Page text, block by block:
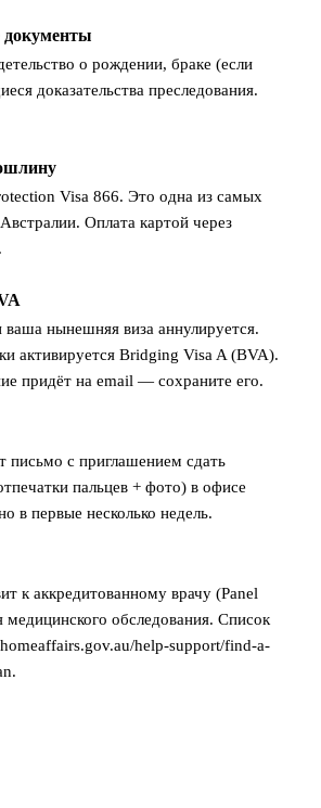
о рождении, браке (если
доказательства преследования.
Visa 866. Это одна из самых
Оплата картой через
ваша нынешняя виза аннулируется.
активируется Bridging Visa A (BVA).
придёт на email — сохраните его.
письмо с приглашением сдать
пальцев + фото) в офисе
в первые несколько недель.
к аккредитованному врачу (Panel
медицинского обследования. Список
help-support/find-a-